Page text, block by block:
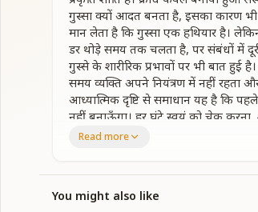
गुस्सा क्यों आदत बनता है, इसका कारण
मान लेता है कि गुस्सा एक हथियार है।
डर थोड़े समय तक चलता है, पर संबंधों में
गुस्से के शारीरिक प्रभावों पर भी बात हुई
समय व्यक्ति अपने नियंत्रण में नहीं रहता
आध्यात्मिक दृष्टि से समाधान यह है कि
नहीं बनाऊँगा। हर घंटे स्वयं को चेक
यदि बच्चा गुस्से से अपनी बात मनवाता
यह आदत बदली जा सकती है।
Read more
You might also like